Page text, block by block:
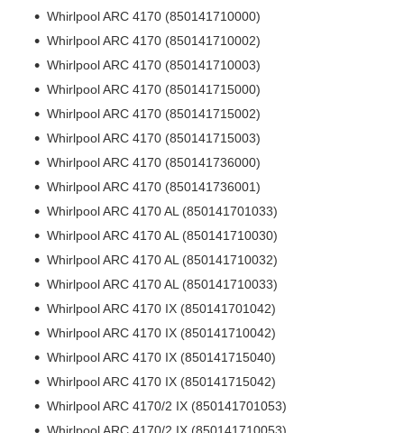
Whirlpool ARC 4170 (850141710000)
Whirlpool ARC 4170 (850141710002)
Whirlpool ARC 4170 (850141710003)
Whirlpool ARC 4170 (850141715000)
Whirlpool ARC 4170 (850141715002)
Whirlpool ARC 4170 (850141715003)
Whirlpool ARC 4170 (850141736000)
Whirlpool ARC 4170 (850141736001)
Whirlpool ARC 4170 AL (850141701033)
Whirlpool ARC 4170 AL (850141710030)
Whirlpool ARC 4170 AL (850141710032)
Whirlpool ARC 4170 AL (850141710033)
Whirlpool ARC 4170 IX (850141701042)
Whirlpool ARC 4170 IX (850141710042)
Whirlpool ARC 4170 IX (850141715040)
Whirlpool ARC 4170 IX (850141715042)
Whirlpool ARC 4170/2 IX (850141701053)
Whirlpool ARC 4170/2 IX (850141710053)